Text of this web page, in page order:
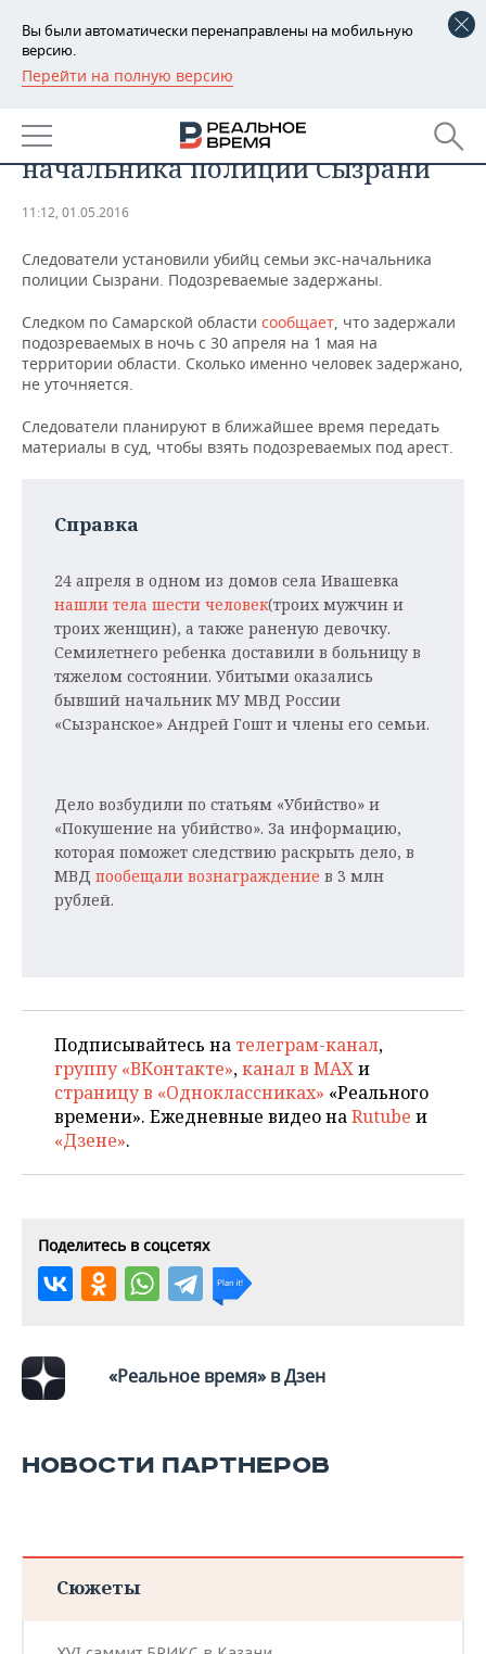
Вы были автоматически перенаправлены на мобильную
версию.
Перейти на полную версию
РЕГИОНЫ
БАШКОРТОСТАН
ТАТАРСТАН
НОВОСТИ
АНАЛИТИКА
ДЕКЛАРАЦИИ О ДОХОДАХ
КОРОЛИ ГОСЗАКАЗА ПФО
ВУЗЫ ТАТАРСТАНА
КОМУ ПРИНАДЛЕЖАТ
ТОРГОВЫЕ ЦЕНТРЫ
ТАТАРСТАНА
НОВОСТИ ЭКОНОМИКИ
ФИНАНСЫ
БАНКИ
БЮДЖЕТ
ПРОМЫШЛЕННОСТЬ
НОВОСТИ
ПРОМЫШЛЕННОСТИ
АГРОПРОМ
МАШИНОСТРОЕНИЕ
ОПК
ЭНЕРГЕТИКА
НЕДВИЖИМОСТЬ
НОВОСТИ НЕДВИЖИМОСТИ
АВТО
НОВОСТИ АВТО
БИЗНЕС
РОЗНИЧНАЯ ТОРГОВЛЯ
ТРАНСПОРТ
УСЛУГИ
НОВОСТИ ТЕХНОЛОГИЙ
МЕДИА
ТЕЛЕКОММУНИКАЦИИ
МЕРОПРИЯТИЯ
НОВОСТИ МЕРОПРИЯТИЙ
ВЫЕЗДНАЯ РЕДАКЦИЯ
БИЗНЕС-БРАНЧИ
ONLINE-КОНФЕРЕНЦИИ
СПОРТ
НОВОСТИ СПОРТА
ФУТБОЛ
ХОККЕЙ
ВОЛЕЙБОЛ
КИБЕРСПОРТ
ОБЩЕСТВО
НОВОСТИ ОБЩЕСТВА
ВЛАСТЬ
ИСТОРИЯ
КУЛЬТУРА
ФОТОГАЛЕРЕЯ
СЮЖЕТЫ
СПИСОК ПЕРСОН
СПИСОК КОМПАНИЙ
ПОЛНАЯ ВЕРСИЯ
возможных убийц семьи экс-
начальника полиции Сызрани
11:12, 01.05.2016
Следователи установили убийц семьи экс-начальника
полиции Сызрани. Подозреваемые задержаны.
Следком по Самарской области сообщает, что задержали
подозреваемых в ночь с 30 апреля на 1 мая на
территории области. Сколько именно человек задержано,
не уточняется.
Следователи планируют в ближайшее время передать
материалы в суд, чтобы взять подозреваемых под арест.
Справка
24 апреля в одном из домов села Ивашевка
нашли тела шести человек(троих мужчин и
троих женщин), а также раненую девочку.
Семилетнего ребенка доставили в больницу в
тяжелом состоянии. Убитыми оказались
бывший начальник МУ МВД России
«Сызранское» Андрей Гошт и члены его семьи.
Дело возбудили по статьям «Убийство» и
«Покушение на убийство». За информацию,
которая поможет следствию раскрыть дело, в
МВД пообещали вознаграждение в 3 млн
рублей.
Подписывайтесь на телеграм-канал,
группу «ВКонтакте»,канал в MAXи
страницу в «Одноклассниках» «Реального
времени». Ежедневные видео наRutube и
«Дзене».
Поделитесь в соцсетях
«Реальное время» в Дзен
НОВОСТИ ПАРТНЕРОВ
Сюжеты